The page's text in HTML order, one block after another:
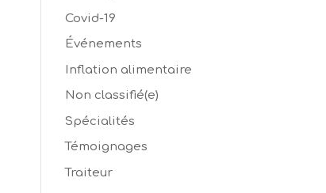
Covid-19
Événements
Inflation alimentaire
Non classifié(e)
Spécialités
Témoignages
Traiteur